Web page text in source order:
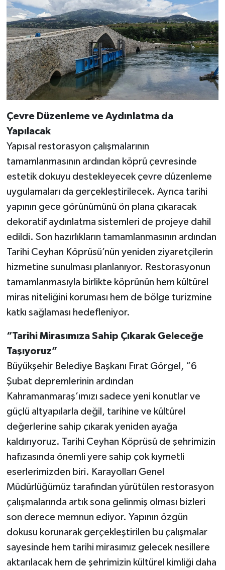
Çevre Düzenleme ve Aydınlatma da
Yapılacak
Yapısal restorasyon çalışmalarının
tamamlanmasının ardından köprü çevresinde
estetik dokuyu destekleyecek çevre düzenleme
uygulamaları da gerçekleştirilecek. Ayrıca tarihi
yapının gece görünümünü ön plana çıkaracak
dekoratif aydınlatma sistemleri de projeye dahil
edildi. Son hazırlıkların tamamlanmasının ardından
Tarihi Ceyhan Köprüsü’nün yeniden ziyaretçilerin
hizmetine sunulması planlanıyor. Restorasyonun
tamamlanmasıyla birlikte köprünün hem kültürel
miras niteliğini koruması hem de bölge turizmine
katkı sağlaması hedefleniyor.
“Tarihi Mirasımıza Sahip Çıkarak Geleceğe
Taşıyoruz”
Büyükşehir Belediye Başkanı Fırat Görgel, “6
Şubat depremlerinin ardından
Kahramanmaraş’ımızı sadece yeni konutlar ve
güçlü altyapılarla değil, tarihine ve kültürel
değerlerine sahip çıkarak yeniden ayağa
kaldırıyoruz. Tarihi Ceyhan Köprüsü de şehrimizin
hafızasında önemli yere sahip çok kıymetli
eserlerimizden biri. Karayolları Genel
Müdürlüğümüz tarafından yürütülen restorasyon
çalışmalarında artık sona gelinmiş olması bizleri
son derece memnun ediyor. Yapının özgün
dokusu korunarak gerçekleştirilen bu çalışmalar
sayesinde hem tarihi mirasımız gelecek nesillere
aktarılacak hem de şehrimizin kültürel kimliği daha